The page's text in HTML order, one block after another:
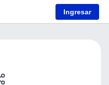
Ingresar